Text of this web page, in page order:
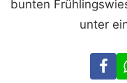
bunten
unter